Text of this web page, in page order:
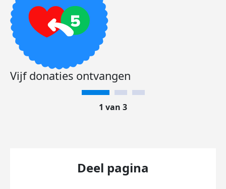
Vijf donaties ontvangen
1 van 3
Deel pagina